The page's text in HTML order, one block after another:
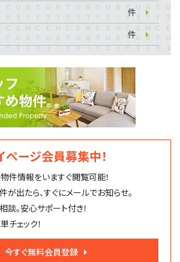
件
件
ページ会員募集中！
件情報をいますぐ閲覧可能！
が出たら、すぐにメールでお知らせ。
談。安心サポート付き！
チェック！
今すぐ無料会員登録